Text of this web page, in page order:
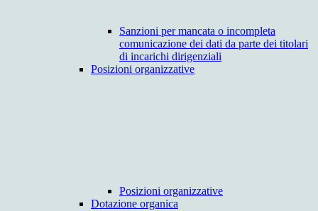
Sanzioni per mancata o incompleta
comunicazione dei dati da parte dei titolari
di incarichi dirigenziali
Posizioni organizzative
Posizioni organizzative
Dotazione organica